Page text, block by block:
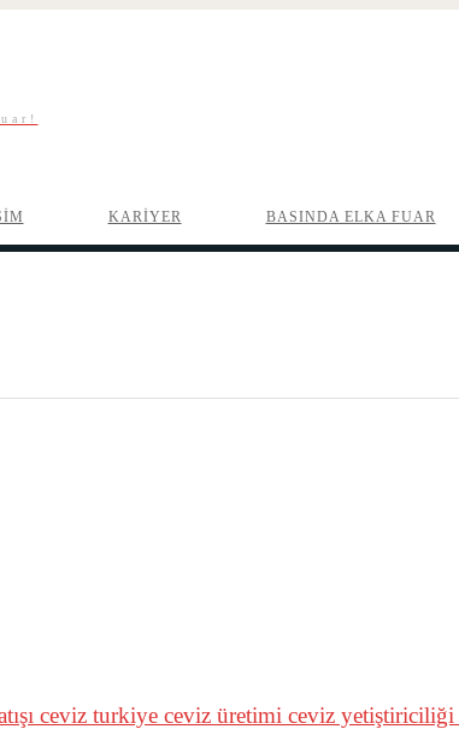
KARİYER BASINDA ELKA FUAR
ceviz turkiye ceviz üretimi ceviz yetiştiriciliği